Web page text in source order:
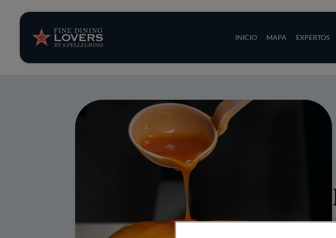
INICIO MAPA EXPERTOS
Opinión y noticias
Recetas
Consejos y trucos
Series